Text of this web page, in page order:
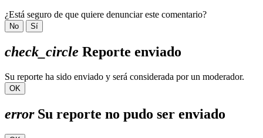
¿Está seguro de que quiere denunciar este comentario?
No Sí
check_circle Reporte enviado
Su reporte ha sido enviado y será considerada por un moderador.
OK
errorSu reporte no pudo ser enviado